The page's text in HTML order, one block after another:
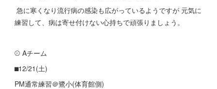
急に寒くなり流行病の感染も広がっているようですが 元気に
練習して、病は寄せ付けない心持ちで頑張りましょう。
⚾ Aチーム
⬛︎12/21(土)
PM通常練習＠鷺小(体育館側)